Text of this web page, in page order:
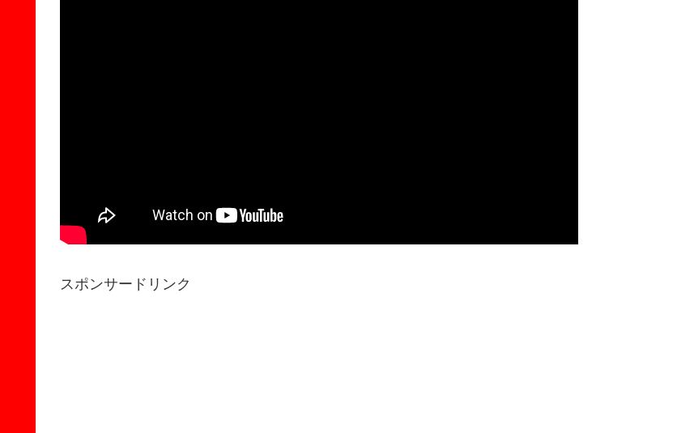
スポンサードリンク